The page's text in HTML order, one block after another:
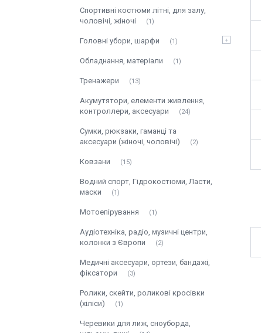
Спортивні костюми літні, для залу,
чоловічі, жіночі
1
Головні убори, шарфи 1
Обладнання, матеріали 1
Тренажери 13
Акумутятори, елементи живлення,
контроллери, аксесуари
24
Сумки, рюкзаки, гаманці та
аксесуари (жіночі, чоловічі)
2
Ковзани 15
Водний спорт, Гідрокостюми, Ласти,
маски
1
Мотоепірування 1
Аудіотехніка, радіо, музичні центри,
колонки з Європи
2
Медичні аксесуари, ортези, бандажі,
фіксатори
3
Ролики, скейти, роликові кросівки
(хіліси)
1
Черевики для лиж, сноуборда,